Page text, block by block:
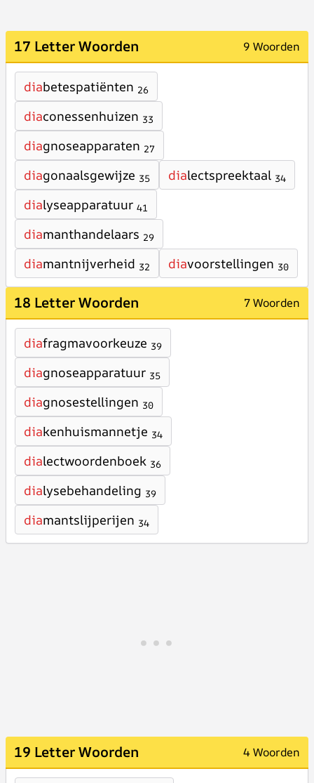
17 Letter Woorden 9 Woorden
diabetespatiënten 26
diaconessenhuizen 33
diagnoseapparaten 27
diagonaalsgewijze 35 dialectspreektaal 34
dialyseapparatuur 41
diamanthandelaars 29
diamantnijverheid 32 diavoorstellingen 30
18 Letter Woorden 7 Woorden
diafragmavoorkeuze 39
diagnoseapparatuur 35
diagnosestellingen 30
diakenhuismannetje 34
dialectwoordenboek 36
dialysebehandeling 39
diamantslijperijen 34
19 Letter Woorden 4 Woorden